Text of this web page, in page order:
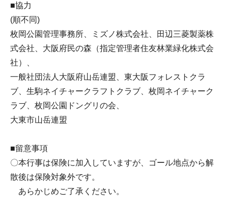
■協力
(順不同)
枚岡公園管理事務所、ミズノ株式会社、田辺三菱製薬株
式会社、大阪府民の森（指定管理者住友林業緑化株式会
社）、
一般社団法人大阪府山岳連盟、東大阪フォレストクラ
ブ、生駒ネイチャークラフトクラブ、枚岡ネイチャーク
ラブ、枚岡公園ドングリの会、
大東市山岳連盟
■留意事項
〇本行事は保険に加入していますが、ゴール地点から解
散後は保険対象外です。
あらかじめご了承ください。